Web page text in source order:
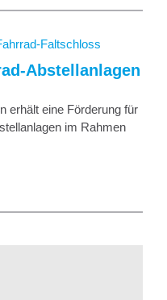
Abstellanlagen
erhält eine Förderung für
im Rahmen